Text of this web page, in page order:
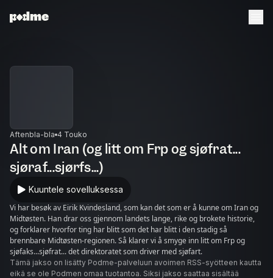
Aftenbla-bla 4 Touko
Alt om Iran (og litt om Frp og sjøfrat...
sjøraf...sjørfs...)
Kuuntele sovelluksessa
Vi har besøk av Eirik Kvindesland, som kan det som er å kunne om Iran og
Midtøsten. Han drar oss gjennom landets lange, rike og brokete historie,
og forklarer hvorfor ting har blitt som det har blitt i den stadig så
brennbare Midtøsten-regionen. Så klarer vi å smyge inn litt om Frp og
sjøfaks...sjøfrat... det direktoratet som driver med sjøfart.
Tämä jakso on lisätty Podme-palveluun avoimen RSS-syötteen kautta
eikä se ole Podmen omaa tuotantoa. Siksi jakso saattaa sisältää